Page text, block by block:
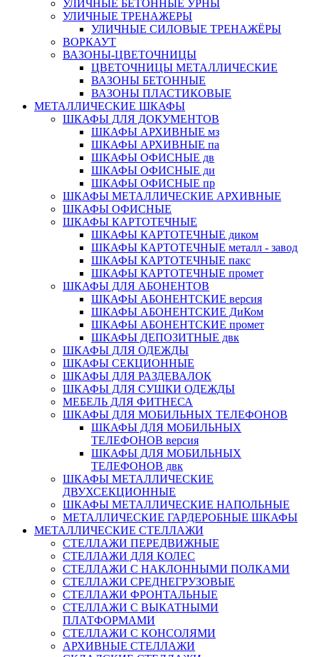
УЛИЧНЫЕ БЕТОННЫЕ УРНЫ
УЛИЧНЫЕ ТРЕНАЖЕРЫ
УЛИЧНЫЕ СИЛОВЫЕ ТРЕНАЖЁРЫ
ВОРКАУТ
ВАЗОНЫ-ЦВЕТОЧНИЦЫ
ЦВЕТОЧНИЦЫ МЕТАЛЛИЧЕСКИЕ
ВАЗОНЫ БЕТОННЫЕ
ВАЗОНЫ ПЛАСТИКОВЫЕ
МЕТАЛЛИЧЕСКИЕ ШКАФЫ
ШКАФЫ ДЛЯ ДОКУМЕНТОВ
ШКАФЫ АРХИВНЫЕ мз
ШКАФЫ АРХИВНЫЕ па
ШКАФЫ ОФИСНЫЕ дв
ШКАФЫ ОФИСНЫЕ ди
ШКАФЫ ОФИСНЫЕ пр
ШКАФЫ МЕТАЛЛИЧЕСКИЕ АРХИВНЫЕ
ШКАФЫ ОФИСНЫЕ
ШКАФЫ КАРТОТЕЧНЫЕ
ШКАФЫ КАРТОТЕЧНЫЕ диком
ШКАФЫ КАРТОТЕЧНЫЕ металл - завод
ШКАФЫ КАРТОТЕЧНЫЕ пакс
ШКАФЫ КАРТОТЕЧНЫЕ промет
ШКАФЫ ДЛЯ АБОНЕНТОВ
ШКАФЫ АБОНЕНТСКИЕ версия
ШКАФЫ АБОНЕНТСКИЕ ДиКом
ШКАФЫ АБОНЕНТСКИЕ промет
ШКАФЫ ДЕПОЗИТНЫЕ двк
ШКАФЫ ДЛЯ ОДЕЖДЫ
ШКАФЫ СЕКЦИОННЫЕ
ШКАФЫ ДЛЯ РАЗДЕВАЛОК
ШКАФЫ ДЛЯ СУШКИ ОДЕЖДЫ
МЕБЕЛЬ ДЛЯ ФИТНЕСА
ШКАФЫ ДЛЯ МОБИЛЬНЫХ ТЕЛЕФОНОВ
ШКАФЫ ДЛЯ МОБИЛЬНЫХ
ТЕЛЕФОНОВ версия
ШКАФЫ ДЛЯ МОБИЛЬНЫХ
ТЕЛЕФОНОВ двк
ШКАФЫ МЕТАЛЛИЧЕСКИЕ
ДВУХСЕКЦИОННЫЕ
ШКАФЫ МЕТАЛЛИЧЕСКИЕ НАПОЛЬНЫЕ
МЕТАЛЛИЧЕСКИЕ ГАРДЕРОБНЫЕ ШКАФЫ
МЕТАЛЛИЧЕСКИЕ СТЕЛЛАЖИ
СТЕЛЛАЖИ ПЕРЕДВИЖНЫЕ
СТЕЛЛАЖИ ДЛЯ КОЛЕС
СТЕЛЛАЖИ С НАКЛОННЫМИ ПОЛКАМИ
СТЕЛЛАЖИ СРЕДНЕГРУЗОВЫЕ
СТЕЛЛАЖИ ФРОНТАЛЬНЫЕ
СТЕЛЛАЖИ С ВЫКАТНЫМИ
ПЛАТФОРМАМИ
СТЕЛЛАЖИ С КОНСОЛЯМИ
АРХИВНЫЕ СТЕЛЛАЖИ